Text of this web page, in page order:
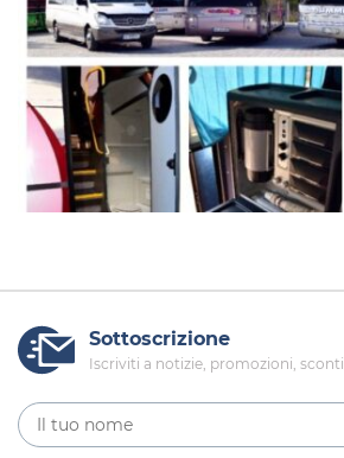
Sottoscrizione
Iscriviti a notizie, promozioni, sconti